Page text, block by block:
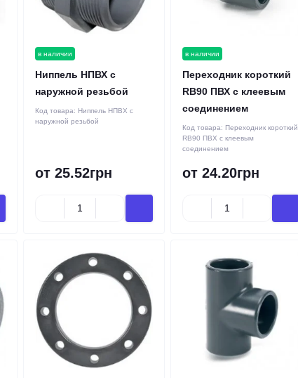
в наличии
Ниппель НПВХ с
наружной резьбой
Код товара: Ниппель НПВХ с
наружной резьбой
от 25.52грн
в наличии
Переходник короткий
RB90 ПВХ с клеевым
соединением
Код товара: Переходник короткий
RB90 ПВХ с клеевым
соединением
от 24.20грн